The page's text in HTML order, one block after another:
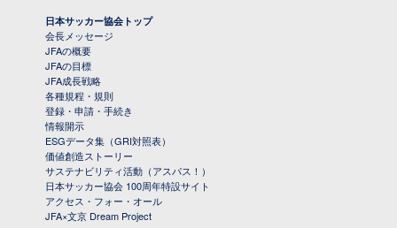
日本サッカー協会トップ
会長メッセージ
JFAの概要
JFAの目標
JFA成長戦略
各種規程・規則
登録・申請・手続き
情報開示
ESGデータ集（GRI対照表）
価値創造ストーリー
サステナビリティ活動（アスパス！）
日本サッカー協会 100周年特設サイト
アクセス・フォー・オール
JFA×文京 Dream Project